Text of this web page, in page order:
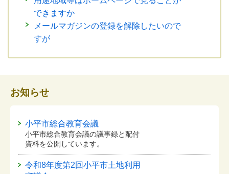
できますか
メールマガジンの登録を解除したいので
すが
お知らせ
小平市総合教育会議
小平市総合教育会議の議事録と配付
資料を公開しています。
令和8年度第2回小平市土地利用